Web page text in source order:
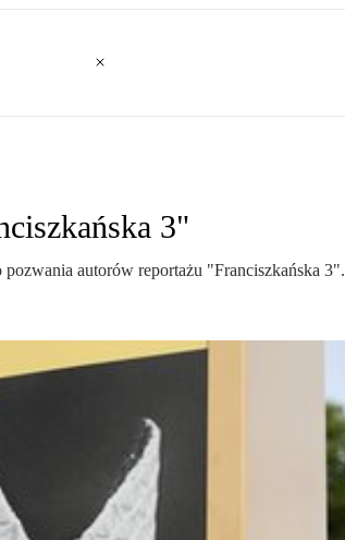
3"
pozwania autorów reportażu "Franciszkańska 3".